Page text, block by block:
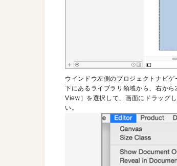
ウインドウ左側のプロジェクトナビ
下にあるライブラリ領域から、右か
View］を選択して、画面にドラッグ
い。